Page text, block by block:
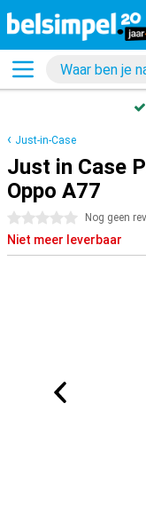
Just-in-Case
Just in Case
Oppo A77
0 sterren Nog geen
Niet meer leverbaar